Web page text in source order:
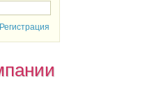
Регистрация